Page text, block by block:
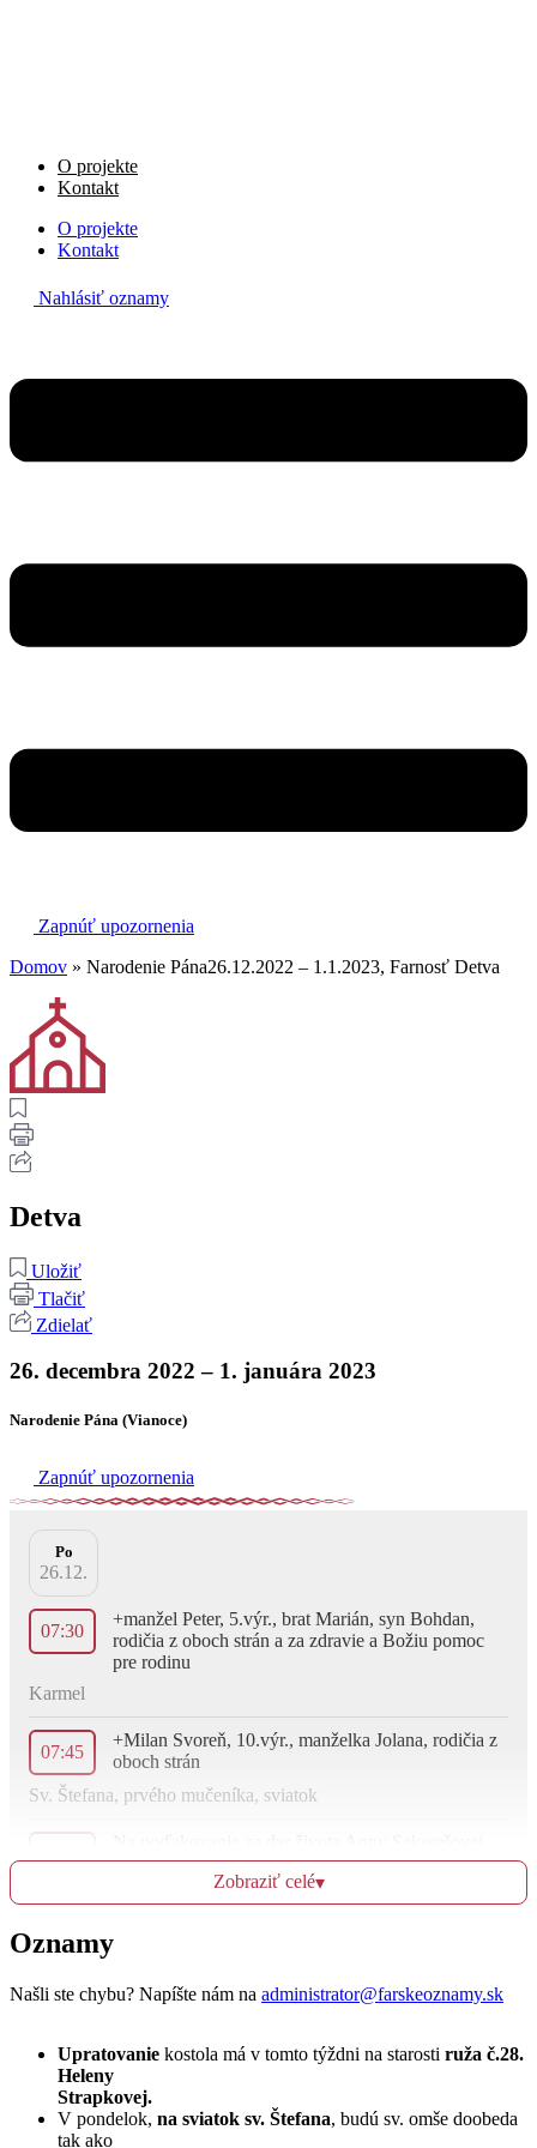
O projekte
Kontakt
O projekte
Kontakt
Nahlásiť oznamy
Zapnúť upozornenia
Domov » Narodenie Pána26.12.2022 – 1.1.2023, Farnosť Detva
Detva
Uložiť
Tlačiť
Zdielať
26. decembra 2022 – 1. januára 2023
Narodenie Pána (Vianoce)
Zapnúť upozornenia
Po
26.12.
07:30
+manžel Peter, 5.výr., brat Marián, syn Bohdan,
rodičia z oboch strán a za zdravie a Božiu pomoc
pre rodinu
Karmel
07:45
+Milan Svoreň, 10.výr., manželka Jolana, rodičia z
oboch strán
Sv. Štefana, prvého mučeníka, sviatok
+rodičia
Drahomír Karol Havlín
27.12.
07:00
+Imrich a Anna Babicová
Zobraziť celé▾
Oznamy
Našli ste chybu? Napíšte nám na administrator@farskeoznamy.sk
Upratovanie kostola má v tomto týždni na starosti ruža č.28.
Heleny
Strapkovej.
V pondelok, na sviatok sv. Štefana, budú sv. omše doobeda
tak ako